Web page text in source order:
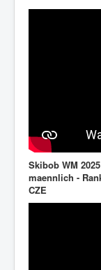
Skibob WM
maennlich -
CZE